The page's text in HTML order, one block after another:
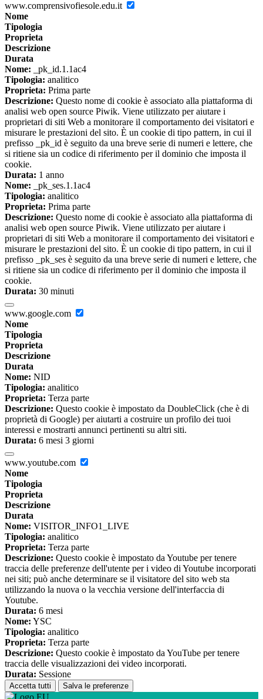
www.comprensivofiesole.edu.it
Nome
Tipologia
Proprieta
Descrizione
Durata
Nome: _pk_id.1.1ac4
Tipologia: analitico
Proprieta: Prima parte
Descrizione: Questo nome di cookie è associato alla piattaforma di
analisi web open source Piwik. Viene utilizzato per aiutare i
proprietari di siti Web a monitorare il comportamento dei visitatori e
misurare le prestazioni del sito. È un cookie di tipo pattern, in cui il
prefisso _pk_id è seguito da una breve serie di numeri e lettere, che
si ritiene sia un codice di riferimento per il dominio che imposta il
cookie.
Durata: 1 anno
Nome: _pk_ses.1.1ac4
Tipologia: analitico
Proprieta: Prima parte
Descrizione: Questo nome di cookie è associato alla piattaforma di
analisi web open source Piwik. Viene utilizzato per aiutare i
proprietari di siti Web a monitorare il comportamento dei visitatori e
misurare le prestazioni del sito. È un cookie di tipo pattern, in cui il
prefisso _pk_ses è seguito da una breve serie di numeri e lettere, che
si ritiene sia un codice di riferimento per il dominio che imposta il
cookie.
Durata: 30 minuti
www.google.com
Nome
Tipologia
Proprieta
Descrizione
Durata
Nome: NID
Tipologia: analitico
Proprieta: Terza parte
Descrizione: Questo cookie è impostato da DoubleClick (che è di
proprietà di Google) per aiutarti a costruire un profilo dei tuoi
interessi e mostrarti annunci pertinenti su altri siti.
Durata: 6 mesi 3 giorni
www.youtube.com
Nome
Tipologia
Proprieta
Descrizione
Durata
Nome: VISITOR_INFO1_LIVE
Tipologia: analitico
Proprieta: Terza parte
Descrizione: Questo cookie è impostato da Youtube per tenere
traccia delle preferenze dell'utente per i video di Youtube incorporati
nei siti; può anche determinare se il visitatore del sito web sta
utilizzando la nuova o la vecchia versione dell'interfaccia di
Youtube.
Durata: 6 mesi
Nome: YSC
Tipologia: analitico
Proprieta: Terza parte
Descrizione: Questo cookie è impostato da YouTube per tenere
traccia delle visualizzazioni dei video incorporati.
Durata: Sessione
Accetta tutti Salva le preferenze